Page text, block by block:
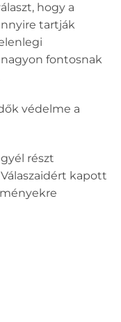
hogy a
tartják
nagyon fontosnak
védelme a
részt
kapott